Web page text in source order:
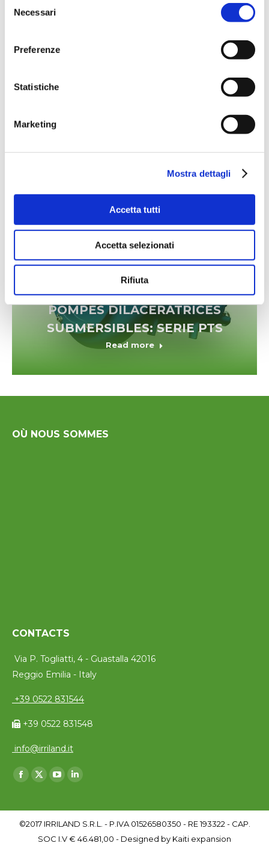
delNecessari
Preferenze
Statistiche
Marketing
Mostra dettagli
Accetta tutti
Accetta selezionati
Rifiuta
POMPES DILACERATRICES
POMPES DILACERATRICES
SUBMERSIBLES: SERIE PTS
Read more
OÙ NOUS SOMMES
CONTACTS
Via P. Togliatti, 4 - Guastalla 42016
Reggio Emilia - Italy
+39 0522 831544
+39 0522 831548
info@irriland.it
Trouvez nous sur :
Facebook
opens
in
X
opens
in
YouTube
opens
in
LinkedIn
opens
in
©2017 IRRILAND S.R.L. - P.IVA 01526580350 - RE 193322 - CAP.
SOC I.V € 46.481,00 - Designed by Kaiti expansion